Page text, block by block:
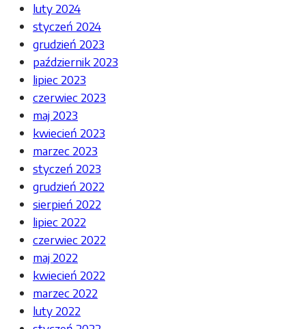
luty 2024
styczeń 2024
grudzień 2023
październik 2023
lipiec 2023
czerwiec 2023
maj 2023
kwiecień 2023
marzec 2023
styczeń 2023
grudzień 2022
sierpień 2022
lipiec 2022
czerwiec 2022
maj 2022
kwiecień 2022
marzec 2022
luty 2022